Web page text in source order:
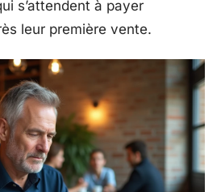
s’attendent à payer
leur première vente.